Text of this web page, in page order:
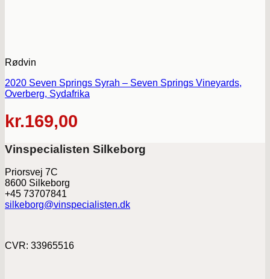
Rødvin
2020 Seven Springs Syrah – Seven Springs Vineyards,
Overberg, Sydafrika
kr.169,00
Vinspecialisten Silkeborg
Priorsvej 7C
8600 Silkeborg
+45 73707841
silkeborg@vinspecialisten.dk
CVR: 33965516